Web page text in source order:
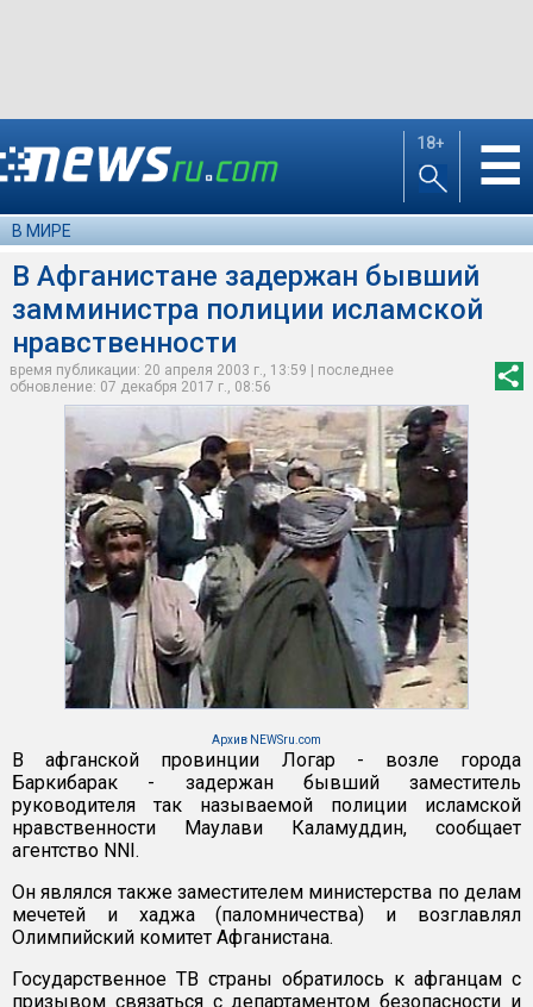
18+ ☰
В МИРЕ
В Афганистане задержан бывший
замминистра полиции исламской
нравственности
время публикации: 20 апреля 2003 г., 13:59 | последнее
обновление: 07 декабря 2017 г., 08:56
Архив NEWSru.com
В афганской провинции Логар - возле города
Баркибарак - задержан бывший заместитель
руководителя так называемой полиции исламской
нравственности Маулави Каламуддин, сообщает
агентство NNI.
Он являлся также заместителем министерства по делам
мечетей и хаджа (паломничества) и возглавлял
Олимпийский комитет Афганистана.
Государственное ТВ страны обратилось к афганцам с
призывом связаться с департаментом безопасности и